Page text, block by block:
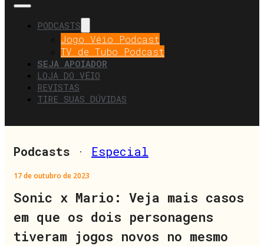
PODCASTS
Jogo Véio Podcast
TV de Tubo Podcast
SEJA APOIADOR
LOJA DO VÉIO
REVISTAS
TIRE SUAS DÚVIDAS
Podcasts · Especial
17 de outubro de 2023
Sonic x Mario: Veja mais casos
em que os dois personagens
tiveram jogos novos no mesmo